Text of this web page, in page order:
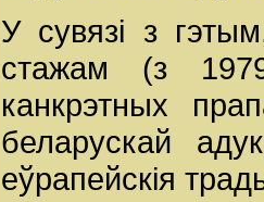
У сувязі з
стажам (з
канкрэтных
беларускай
еўрапейскія